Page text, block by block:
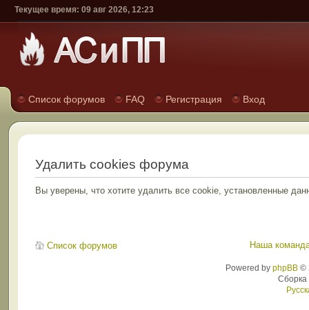
Текущее время: 09 авг 2026, 12:23
Список форумов FAQ Регистрация Вход
Удалить cookies форума
Вы уверены, что хотите удалить все cookie, установленные
Список форумов Наша
Powered by phpBB©